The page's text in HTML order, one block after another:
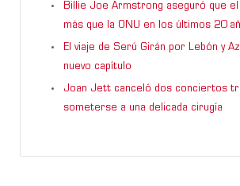
Billie Joe Armstrong aseguró que el
más que la ONU en los últimos 20
El viaje de Serú Girán por Lebón y
nuevo capítulo
Joan Jett canceló dos conciertos
someterse a una delicada cirugía